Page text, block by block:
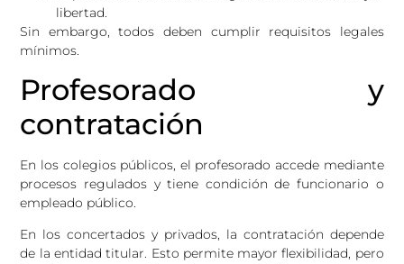
libertad.
Sin embargo, todos deben cumplir requisitos legales
mínimos.
Profesorado y
contratación
En los colegios públicos, el profesorado accede mediante
procesos regulados y tiene condición de funcionario o
empleado público.
En los concertados y privados, la contratación depende
de la entidad titular. Esto permite mayor flexibilidad, pero